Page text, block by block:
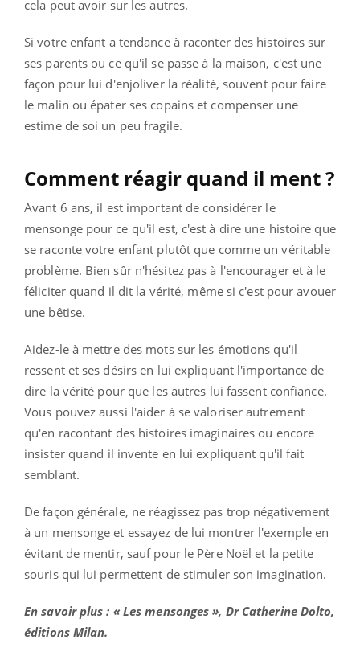
cela peut avoir sur les autres.
Si votre enfant a tendance à raconter des histoires sur
ses parents ou ce qu'il se passe à la maison, c'est une
façon pour lui d'enjoliver la réalité, souvent pour faire
le malin ou épater ses copains et compenser une
estime de soi un peu fragile.
Comment réagir quand il ment ?
Avant 6 ans, il est important de considérer le
mensonge pour ce qu'il est, c'est à dire une histoire que
se raconte votre enfant plutôt que comme un véritable
problème. Bien sûr n'hésitez pas à l'encourager et à le
féliciter quand il dit la vérité, même si c'est pour avouer
une bêtise.
Aidez-le à mettre des mots sur les émotions qu'il
ressent et ses désirs en lui expliquant l'importance de
dire la vérité pour que les autres lui fassent confiance.
Vous pouvez aussi l'aider à se valoriser autrement
qu'en racontant des histoires imaginaires ou encore
insister quand il invente en lui expliquant qu'il fait
semblant.
De façon générale, ne réagissez pas trop négativement
à un mensonge et essayez de lui montrer l'exemple en
évitant de mentir, sauf pour le Père Noël et la petite
souris qui lui permettent de stimuler son imagination.
En savoir plus : « Les mensonges », Dr Catherine Dolto,
éditions Milan.